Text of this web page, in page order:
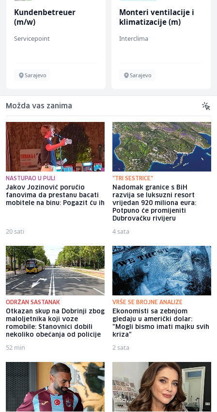
Kundenbetreuer
(m/w)
Servicepoint
Sarajevo
Monteri ventilacije i
klimatizacije (m)
Interclima
Sarajevo
Možda vas zanima
NASTUPAO U PULI
Jakov Jozinović poručio
fanovima da prestanu bacati
mobitele na binu: Pogazit ću ih
20 sati
"TRI SESTRICE"
Nadomak granice s BiH
razvija se luksuzni resort
vrijedan 920 miliona eura:
Potpuno će promijeniti
Dubrovačku rivijeru
4 sata
ODRŽAN SASTANAK
Otkazan skup na Dobrinji zbog
maloljetnika koji voze
romobile: Stanovnici dobili
nekoliko obećanja od policije
52 min
VRŠE SE BROJNE ANALIZE
Ekonomisti sa zebnjom
gledaju u američki dolar:
"Mogli bismo imati majku svih
kriza"
2 sata